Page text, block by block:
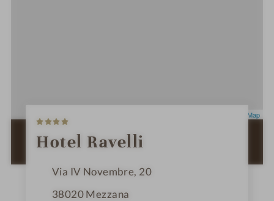
OpenStreetMap
ZUR ROUTENPLANUNG MIT GOOGLE
MAPS
S
t
e
n
e
Hotel Ravelli
Via IV Novembre, 20
38020Mezzana